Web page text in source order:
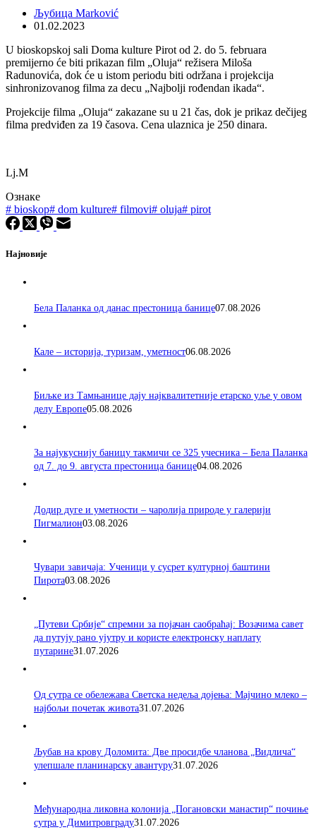
Љубица Marković
01.02.2023
U bioskopskoj sali Doma kulture Pirot od 2. do 5. februara
premijerno će biti prikazan film „Oluja“ režisera Miloša
Radunovića, dok će u istom periodu biti održana i projekcija
sinhronizovanog filma za decu „Najbolji rođendan ikada“.
Projekcije filma „Oluja“ zakazane su u 21 čas, dok je prikaz dečijeg
filma predviđen za 19 časova. Cena ulaznica je 250 dinara.
Lj.M
Ознаке
# bioskop# dom kulture# filmovi# oluja# pirot
Најновије
Бела Паланка од данас престоница банице07.08.2026
Кале – историја, туризам, уметност06.08.2026
Биљке из Тамњанице дају најквалитетније етарско уље у овом
делу Европе05.08.2026
За најукуснију баницу такмичи се 325 учесника – Бела Паланка
од 7. до 9. августа престоница банице04.08.2026
Додир дуге и уметности – чаролија природе у галерији
Пигмалион03.08.2026
Чувари завичаја: Ученици у сусрет културној баштини
Пирота03.08.2026
„Путеви Србије“ спремни за појачан саобраћај: Возачима савет
да путују рано ујутру и користе електронску наплату
путарине31.07.2026
Од сутра се обележава Светска недеља дојења: Мајчино млеко –
најбољи почетак живота31.07.2026
Љубав на крову Доломита: Две просидбе чланова „Видлича“
улепшале планинарску авантуру31.07.2026
Међународна ликовна колонија „Погановски манастир“ почиње
сутра у Димитровграду31.07.2026